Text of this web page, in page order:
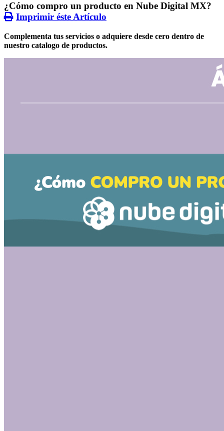
¿Cómo compro un producto en Nube Digital MX?
Imprimir éste Artículo
Complementa tus servicios o adquiere desde cero dentro de
nuestro catalogo de productos.